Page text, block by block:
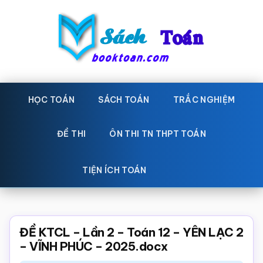
Sách
Toán
toán
Học
toán,
giáo
Toán,
trắc
HỌC TOÁN SÁCH TOÁN TRẮC NGHIỆM
ĐỀ THI ÔN THI TN THPT TOÁN
TIỆN ÍCH TOÁN
ĐỀ KTCL – Lần 2 – Toán 12 – YÊN LẠC 2
– VĨNH PHÚC – 2025.docx